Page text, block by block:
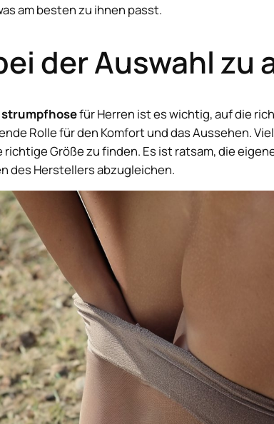
am besten zu ihnen passt.
der Auswahl zu
strumpfhosefür Herren ist es wichtig, auf die
Rolle für den Komfort und das Aussehen.
Größe zu finden. Es ist ratsam, die
des Herstellers abzugleichen.